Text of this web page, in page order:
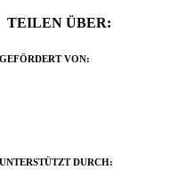
TEILEN ÜBER:
Facebook
X
Reddit
LinkedIn
WhatsApp
Tumblr
Pinterest
Vk
Xing
E-
GEFÖRDERT VON:
UNTERSTÜTZT DURCH: